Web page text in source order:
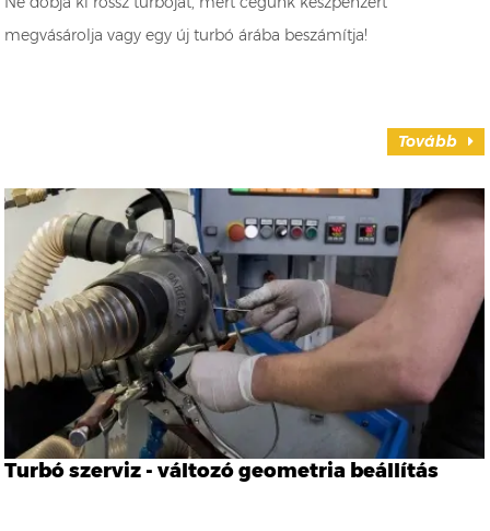
megvásárolja vagy egy új turbó árába beszámítja!
Tovább
Turbó szerviz - változó geometria beállítás